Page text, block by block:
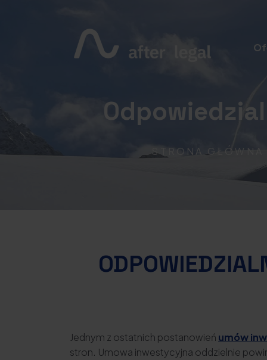
STRONA GŁÓWNA
Jednym z ostatnich postanowień umów
stron. Umowa inwestycyjna oddzielnie